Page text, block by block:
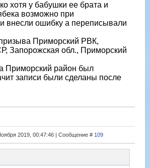
хотя у бабушки ее брата и
возможно при
внесли ошибку а переписывали
Приморский РВК,
Запорожская обл., Приморский
Приморский район был
записи были сделаны после
2019, 00:47:46 | Сообщение # 109